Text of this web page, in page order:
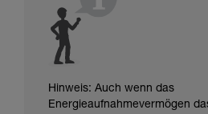
Hinweis: Auch wenn das
Energieaufnahmevermögen